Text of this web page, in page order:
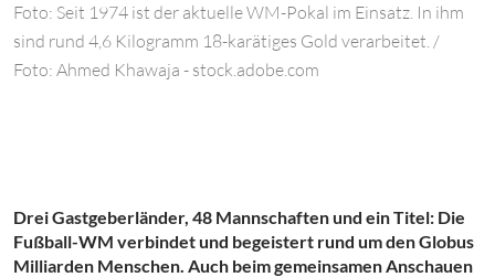
Foto: Seit 1974 ist der aktuelle WM-Pokal im Einsatz. In ihm
sind rund 4,6 Kilogramm 18-karätiges Gold verarbeitet. /
Foto: Ahmed Khawaja - stock.adobe.com
Drei Gastgeberländer, 48 Mannschaften und ein Titel: Die
Fußball-WM verbindet und begeistert rund um den Globus
Milliarden Menschen. Auch beim gemeinsamen Anschauen